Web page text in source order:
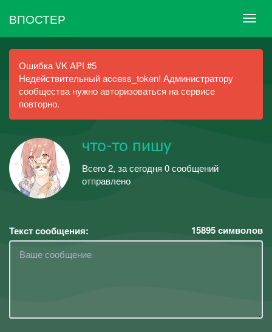
ВПОСТЕР
Ошибка VK API #5
Недействительный access_token! Администратору
сообщества нужно авторизоваться на сервисе
повторно.
что-то пишу
Всего 2, за сегодня 0 сообщений
отправлено
Текст сообщения: 15895символов